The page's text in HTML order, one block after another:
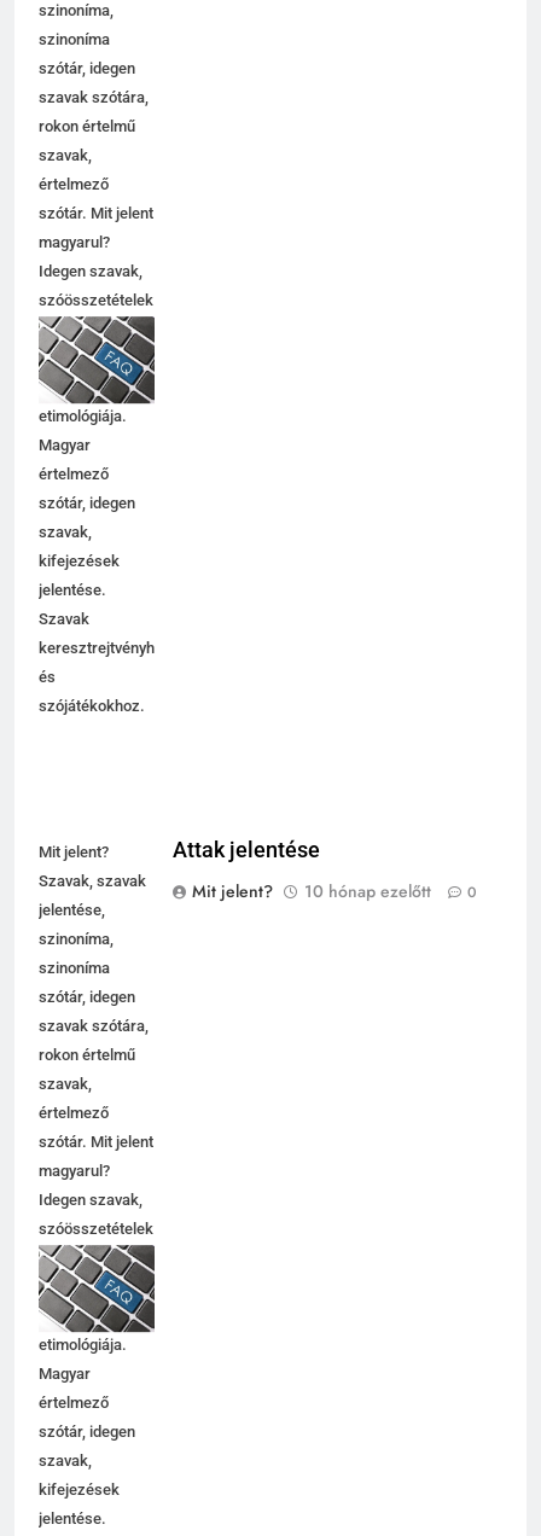
szinoníma,
szinoníma
szótár, idegen
szavak szótára,
rokon értelmű
szavak,
értelmező
szótár. Mit jelent
magyarul?
Idegen szavak,
szóösszetételek
jelentése,
magyarázata,
használata,
etimológiája.
Magyar
értelmező
szótár, idegen
szavak,
kifejezések
jelentése.
Szavak
keresztrejtvényhez
és
szójátékokhoz.
Mit jelent?
Szavak, szavak
jelentése,
szinoníma,
szinoníma
szótár, idegen
szavak szótára,
rokon értelmű
szavak,
értelmező
szótár. Mit jelent
magyarul?
Idegen szavak,
szóösszetételek
jelentése,
magyarázata,
használata,
etimológiája.
Magyar
értelmező
szótár, idegen
szavak,
kifejezések
jelentése.
Attak jelentése
Mit jelent?
10 hónap ezelőtt 0
5
6
7